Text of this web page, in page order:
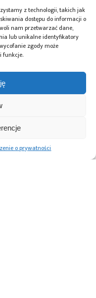
z technologii, takich jak
dostępu do informacji o
nam przetwarzać dane,
lub unikalne identyfikatory
zgody może
funkcje.
o prywatności
i eksperckie.
administracją i